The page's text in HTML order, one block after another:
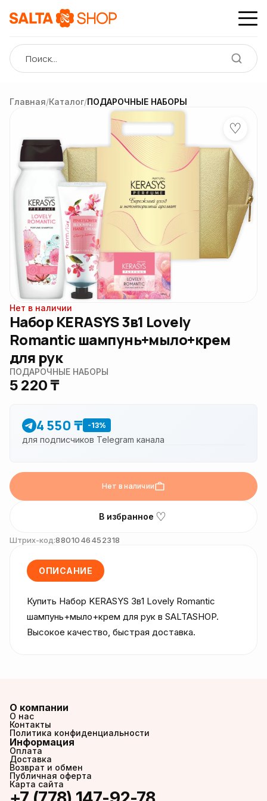
Главная/Каталог/ПОДАРОЧНЫЕ НАБОРЫ
♡
Нет в наличии
Набор KERASYS 3в1 Lovely
Romantic шампунь+мыло+крем
для рук
ПОДАРОЧНЫЕ НАБОРЫ
5 220 ₸
4 550 ₸ -13%
для подписчиков Telegram канала
Нет в наличии
В избранное ♡
Штрих-код:8801046452318
ОПИСАНИЕ
Купить Набор KERASYS 3в1 Lovely Romantic
шампунь+мыло+крем для рук в SALTASHOP.
Высокое качество, быстрая доставка.
О компании
О нас
Контакты
Политика конфиденциальности
Информация
Оплата
Доставка
Возврат и обмен
Публичная оферта
Карта сайта